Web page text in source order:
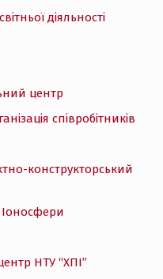
діяльності
центр
співробітників
конструкторський
Іоносфери
НТУ “ХПІ”